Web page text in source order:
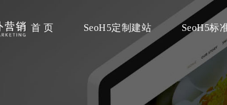
首 页 SeoH5定制建站 SeoH5标